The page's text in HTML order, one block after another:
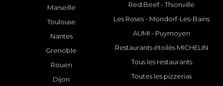
Marseille
Toulouse
Nantes
Grenoble
Rouen
Dijon
Red Beef - Thionville
Les Roses - Mondorf-Les-Bains
AUMI - Puymoyen
Restaurants étoilés MICHELIN
Tous les restaurants
Toutes les pizzerias